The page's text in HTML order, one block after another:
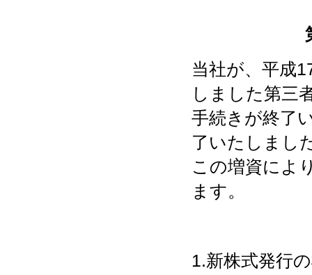
当社が、平成
しました第三
手続きが終了
了いたしまし
この増資によ
ます。
1.新株式発行